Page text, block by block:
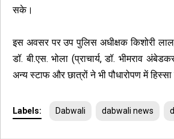
सके।
इस अवसर पर उप पुलिस अधीक्षक किशोरी
डॉ. बी.एस. भोला (प्राचार्य, डॉ. भीमराव
अन्य स्टाफ और छात्रों ने भी पौधारोपण में हिस्सा
Labels: Dabwali dabwali news